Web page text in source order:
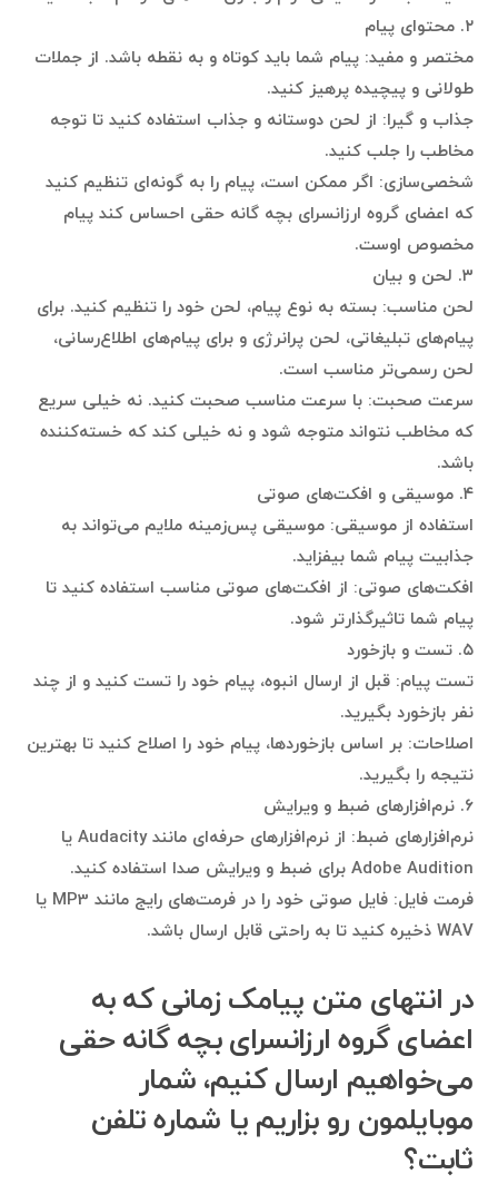
۲. محتوای پیام
مختصر و مفید: پیام شما باید کوتاه و به نقطه باشد. از جملات
طولانی و پیچیده پرهیز کنید.
جذاب و گیرا: از لحن دوستانه و جذاب استفاده کنید تا توجه
مخاطب را جلب کنید.
شخصی‌سازی: اگر ممکن است، پیام را به گونه‌ای تنظیم کنید
که اعضای گروه ارزانسرای بچه گانه حقی احساس کند پیام
مخصوص اوست.
۳. لحن و بیان
لحن مناسب: بسته به نوع پیام، لحن خود را تنظیم کنید. برای
پیام‌های تبلیغاتی، لحن پرانرژی و برای پیام‌های اطلاع‌رسانی،
لحن رسمی‌تر مناسب است.
سرعت صحبت: با سرعت مناسب صحبت کنید. نه خیلی سریع
که مخاطب نتواند متوجه شود و نه خیلی کند که خسته‌کننده
باشد.
۴. موسیقی و افکت‌های صوتی
استفاده از موسیقی: موسیقی پس‌زمینه ملایم می‌تواند به
جذابیت پیام شما بیفزاید.
افکت‌های صوتی: از افکت‌های صوتی مناسب استفاده کنید تا
پیام شما تاثیرگذارتر شود.
۵. تست و بازخورد
تست پیام: قبل از ارسال انبوه، پیام خود را تست کنید و از چند
نفر بازخورد بگیرید.
اصلاحات: بر اساس بازخوردها، پیام خود را اصلاح کنید تا بهترین
نتیجه را بگیرید.
۶. نرم‌افزارهای ضبط و ویرایش
نرم‌افزارهای ضبط: از نرم‌افزارهای حرفه‌ای مانند Audacity یا
Adobe Audition برای ضبط و ویرایش صدا استفاده کنید.
فرمت فایل: فایل صوتی خود را در فرمت‌های رایج مانند MP3 یا
WAV ذخیره کنید تا به راحتی قابل ارسال باشد.
در انتهای متن پیامک زمانی که به
اعضای گروه ارزانسرای بچه گانه حقی
می‌خواهیم ارسال کنیم، شمار
موبایلمون رو بزاریم یا شماره تلفن
ثابت؟